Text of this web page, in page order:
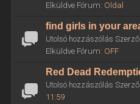
Elküldve Fórum: Oldal
find girls in your
Utolsó hozzászólás Szerző:
Elküldve Fórum: OFF
Red Dead
Utolsó hozzászólás Szerző:
11:59